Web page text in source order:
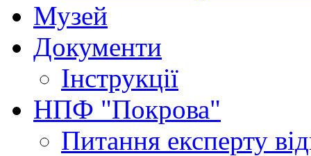
Музей
Документи
Інструкції
НПФ "Покрова"
Питання експерту